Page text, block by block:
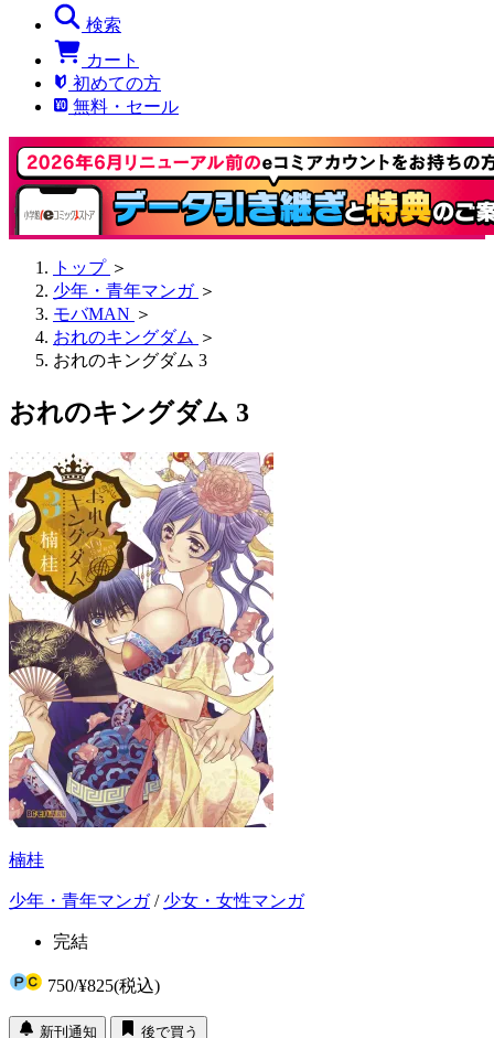
検索
カート
初めての方
無料・セール
トップ ＞
少年・青年マンガ ＞
モバMAN ＞
おれのキングダム ＞
おれのキングダム 3
おれのキングダム 3
楠桂
少年・青年マンガ/ 少女・女性マンガ
完結
750/¥825(税込)
新刊通知
後で買う